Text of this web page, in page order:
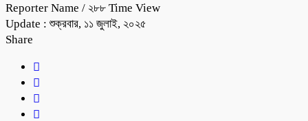
Reporter Name / ২৮৮ Time View
Update : শুক্রবার, ১১ জুলাই, ২০২৫
Share